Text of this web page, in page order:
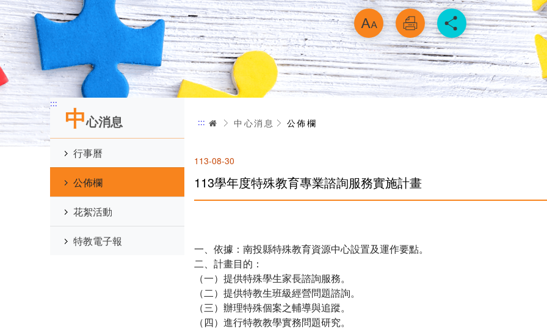
中心消息
:::
行事曆
公佈欄
花絮活動
特教電子報
::: 首頁中心消息 公佈欄
113-08-30
113學年度特殊教育專業諮詢服務實施計畫
一、依據：南投縣特殊教育資源中心設置及運作要點。
二、計畫目的：
（一）提供特殊學生家長諮詢服務。
（二）提供特教生班級經營問題諮詢。
（三）辦理特殊個案之輔導與追蹤。
（四）進行特教教學實務問題研究。